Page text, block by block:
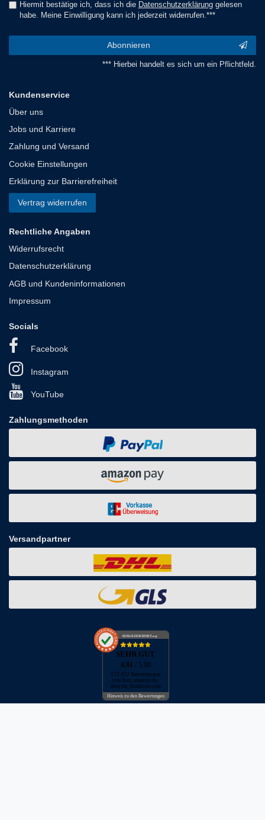
Hiermit bestätige ich, dass ich die Daten­schutz­erklärunggelesen
habe. Meine Einwilligung kann ich jederzeit widerrufen.***
Abonnieren
*** Hierbei handelt es sich um ein Pflichtfeld.
Kundenservice
Über uns
Jobs und Karriere
Zahlung und Versand
Cookie Einstellungen
Erklärung zur Barrierefreiheit
Vertrag widerrufen
Rechtliche Angaben
Widerrufsrecht
Datenschutzerklärung
AGB und Kundeninformationen
Impressum
Socials
Facebook
Instagram
YouTube
Zahlungsmethoden
Versandpartner
AUSGEZEICHNET.org
SEHR GUT
4.91 / 5.00
173.452 Bewertungen
von hier, amazon.de,
ebay.de, facebook.com
Hinweis zu den Bewertungen